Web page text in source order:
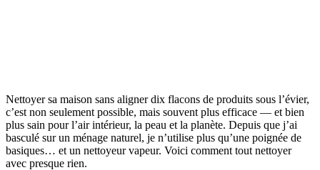
Nettoyer sa maison sans aligner dix flacons de produits sous l’évier,
c’est non seulement possible, mais souvent plus efficace — et bien
plus sain pour l’air intérieur, la peau et la planète. Depuis que j’ai
basculé sur un ménage naturel, je n’utilise plus qu’une poignée de
basiques… et un nettoyeur vapeur. Voici comment tout nettoyer
avec presque rien.